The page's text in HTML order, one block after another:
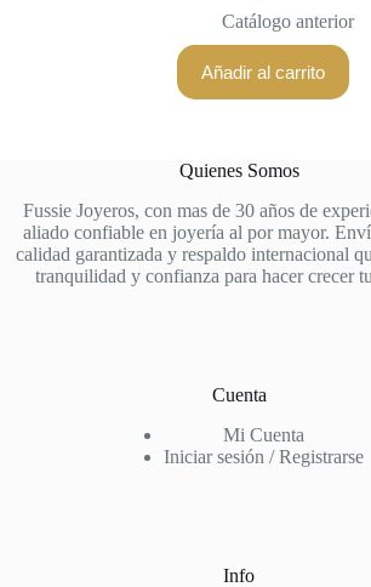
Catálogo anterior
Añadir al carrito
Quienes Somos
Fussie Joyeros, con mas de 30 años de
aliado confiable en joyería al por mayor.
calidad garantizada y respaldo internacional
tranquilidad y confianza para hacer crecer
Cuenta
Mi Cuenta
Iniciar sesión / Registrarse
Info